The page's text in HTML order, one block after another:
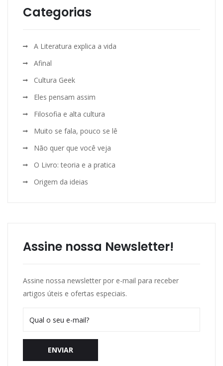
Categorias
A Literatura explica a vida
Afinal
Cultura Geek
Eles pensam assim
Filosofia e alta cultura
Muito se fala, pouco se lê
Não quer que você veja
O Livro: teoria e a pratica
Origem da ideias
Assine nossa Newsletter!
Assine nossa newsletter por e-mail para receber
artigos úteis e ofertas especiais.
ENVIAR